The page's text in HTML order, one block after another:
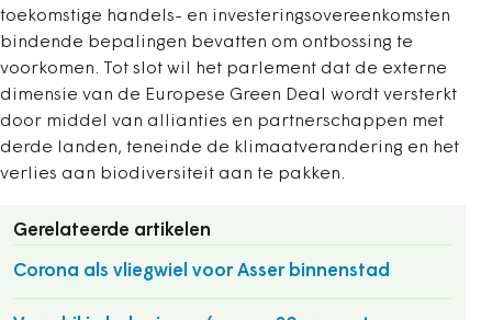
toekomstige handels- en investeringsovereenkomsten
bindende bepalingen bevatten om ontbossing te
voorkomen. Tot slot wil het parlement dat de externe
dimensie van de Europese Green Deal wordt versterkt
door middel van allianties en partnerschappen met
derde landen, teneinde de klimaatverandering en het
verlies aan biodiversiteit aan te pakken.
Gerelateerde artikelen
Corona als vliegwiel voor Asser binnenstad